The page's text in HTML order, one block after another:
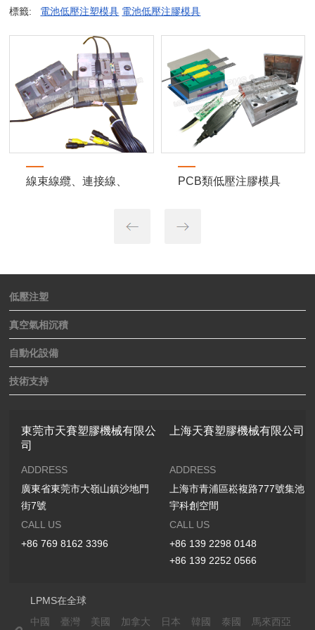
標籤: 電池低壓注塑模具 電池低壓注膠模具
線束線纜、連接線、
PCB類低壓注膠模具
低壓注塑
真空氣相沉積
自動化設備
技術支持
東莞市天賽塑膠機械有限公
司
ADDRESS
廣東省東莞市大嶺山鎮沙地門
街7號
CALL US
+86 769 8162 3396
上海天賽塑膠機械有限公司
ADDRESS
上海市青浦區崧複路777號集池
宇科創空間
CALL US
+86 139 2298 0148
+86 139 2252 0566
LPMS在全球
中國
臺灣 美國 加拿大 日本 韓國 泰國 馬來西亞